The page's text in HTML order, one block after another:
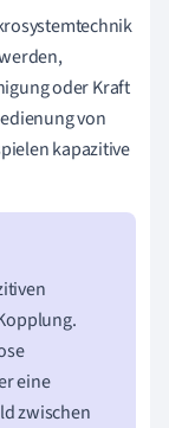
oder Kraft
von
kapazitive
eine
zwischen